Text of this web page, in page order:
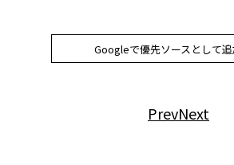
Googleで優先ソースとして追
PrevNext